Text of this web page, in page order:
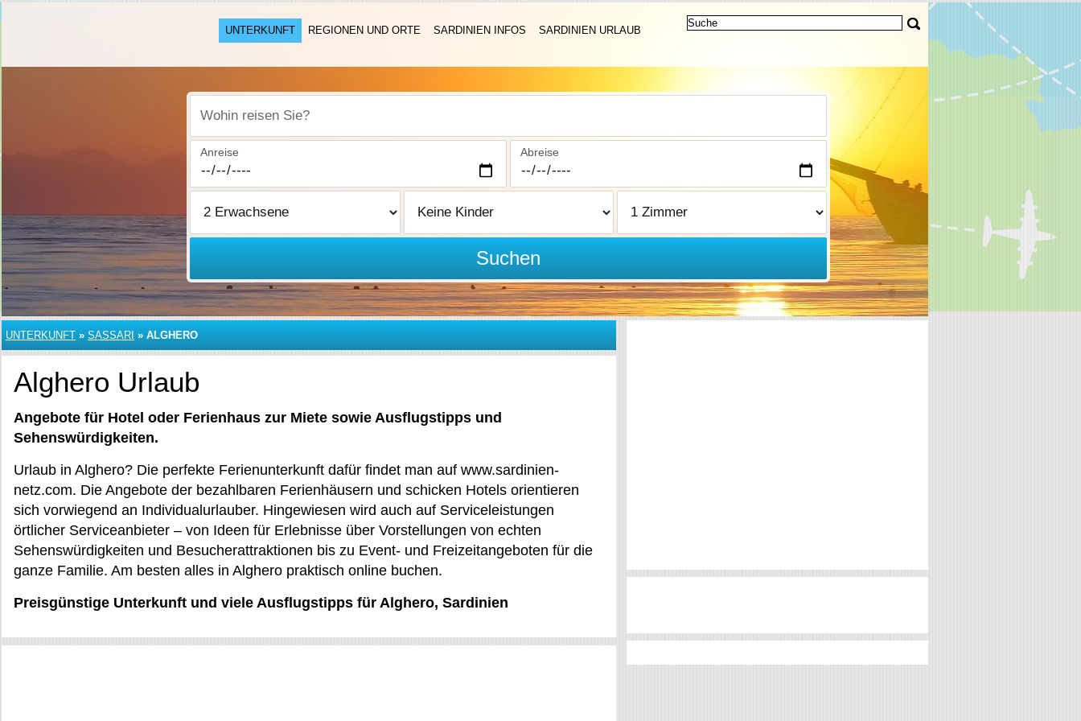
UNTERKUNFT REGIONEN UND ORTE SARDINIEN INFOS SARDINIEN URLAUB
Wohin reisen Sie?
Anreise Abreise
Suchen
UNTERKUNFT » SASSARI » ALGHERO
Alghero Urlaub
Angebote für Hotel oder Ferienhaus zur Miete sowie Ausflugstipps und
Sehenswürdigkeiten.
Urlaub in Alghero? Die perfekte Ferienunterkunft dafür findet man auf www.sardinien-
netz.com. Die Angebote der bezahlbaren Ferienhäusern und schicken Hotels orientieren
sich vorwiegend an Individualurlauber. Hingewiesen wird auch auf Serviceleistungen
örtlicher Serviceanbieter – von Ideen für Erlebnisse über Vorstellungen von echten
Sehenswürdigkeiten und Besucherattraktionen bis zu Event- und Freizeitangeboten für die
ganze Familie. Am besten alles in Alghero praktisch online buchen.
Preisgünstige Unterkunft und viele Ausflugstipps für Alghero, Sardinien